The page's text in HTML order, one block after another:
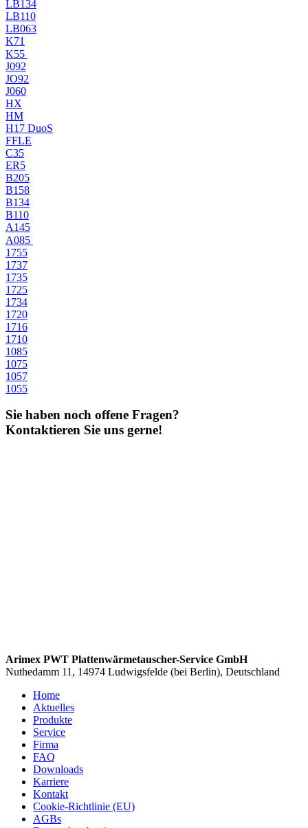
LB134
LB110
LB063
K71
K55
J092
JO92
J060
HX
HM
H17 DuoS
FFLE
C35
ER5
B205
B158
B134
B110
A145
A085
1755
1737
1735
1725
1734
1720
1716
1710
1085
1075
1057
1055
Sie haben noch offene Fragen?
Kontaktieren Sie uns gerne!
Arimex PWT Plattenwärmetauscher-Service GmbH
Nuthedamm 11, 14974 Ludwigsfelde (bei Berlin), Deutschland
Home
Aktuelles
Produkte
Service
Firma
FAQ
Downloads
Karriere
Kontakt
Cookie-Richtlinie (EU)
AGBs